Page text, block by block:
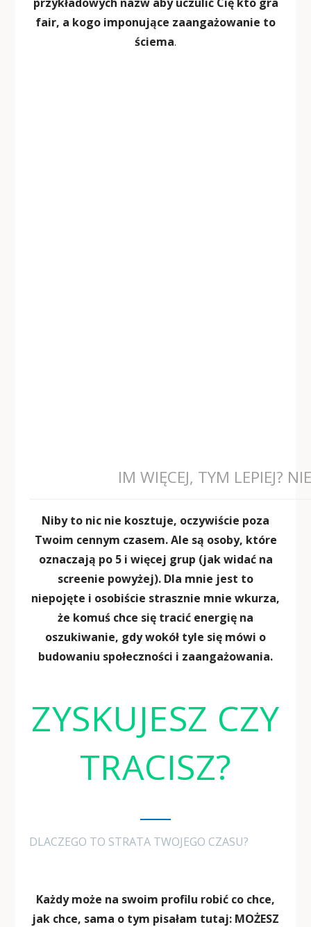
fair, a kogo imponujące zaangażowanie to
ściema.
IM WIĘCEJ, TYM LEPIEJ?
Niby to nic nie kosztuje, oczywiście poza
Twoim cennym czasem. Ale są osoby, które
oznaczają po 5 i więcej grup (jak widać na
screenie powyżej). Dla mnie jest to
niepojęte i osobiście strasznie mnie wkurza,
że komuś chce się tracić energię na
oszukiwanie, gdy wokół tyle się mówi o
budowaniu społeczności i zaangażowania.
ZYSKUJESZ CZY
TRACISZ?
DLACZEGO TO STRATA TWOJEGO CZASU?
Każdy może na swoim profilu robić co chce,
jak chce, sama o tym pisałam tutaj: MOŻESZ